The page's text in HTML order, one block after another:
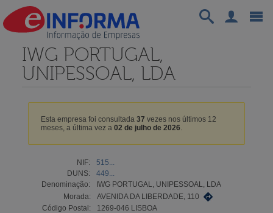
IWG PORTUGAL,
UNIPESSOAL, LDA
Esta empresa foi consultada 37 vezes nos últimos 12
meses, a última vez a 02 de julho de 2026.
NIF:
515...
DUNS:
449...
Denominação:
IWG PORTUGAL, UNIPESSOAL, LDA
Morada:
AVENIDA DA LIBERDADE, 110
Código Postal:
1269-046 LISBOA